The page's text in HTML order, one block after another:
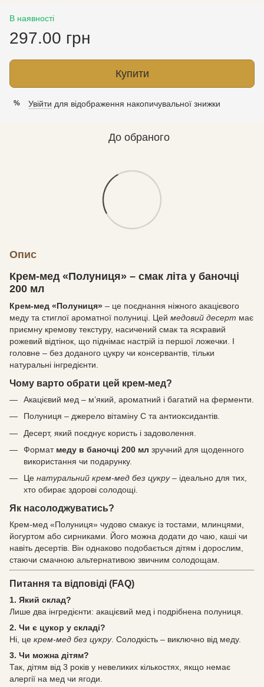
В наявності
297.00 грн
Купити
% Увійти для відображення накопичувальної знижки
До обраного
Опис
Крем-мед «Полуниця» – смак літа у баночці
200 мл
Крем-мед «Полуниця» – це поєднання ніжного акацієвого
меду та стиглої ароматної полуниці. Цей медовий десерт має
приємну кремову текстуру, насичений смак та яскравий
рожевий відтінок, що піднімає настрій із першої ложечки. І
головне – без доданого цукру чи консервантів, тільки
натуральні інгредієнти.
Чому варто обрати цей крем-мед?
Акацієвий мед – м’який, ароматний і багатий на ферменти.
Полуниця – джерело вітаміну С та антиоксидантів.
Десерт, який поєднує користь і задоволення.
Формат меду в баночці 200 мл зручний для щоденного
використання чи подарунку.
Це натуральний крем-мед без цукру– ідеально для тих,
хто обирає здорові солодощі.
Як насолоджуватись?
Крем-мед «Полуниця» чудово смакує із тостами, млинцями,
йогуртом або сирниками. Його можна додати до чаю, каші чи
навіть десертів. Він однаково подобається дітям і дорослим,
стаючи смачною альтернативою звичним солодощам.
Питання та відповіді (FAQ)
1. Який склад?
Лише два інгредієнти: акацієвий мед і подрібнена полуниця.
2. Чи є цукор у складі?
Ні, це крем-мед без цукру. Солодкість – виключно від меду.
3. Чи можна дітям?
Так, дітям від 3 років у невеликих кількостях, якщо немає
алергії на мед чи ягоди.